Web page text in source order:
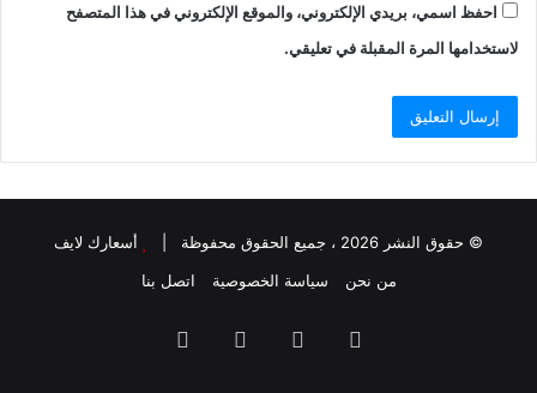
احفظ اسمي، بريدي الإلكتروني، والموقع الإلكتروني في هذا المتصفح
لاستخدامها المرة المقبلة في تعليقي.
© حقوق النشر 2026 ، جميع الحقوق محفوظة |
أسعارك لايف
من نحن
سياسة الخصوصية اتصل بنا
فيسبوك يوتيوب